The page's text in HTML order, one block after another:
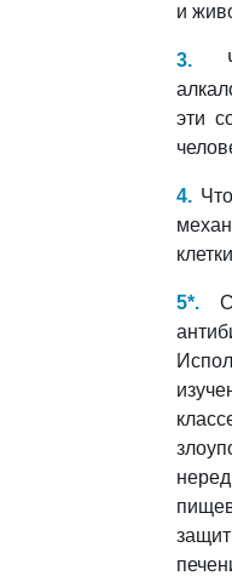
и
3.
эти
4.
5*.